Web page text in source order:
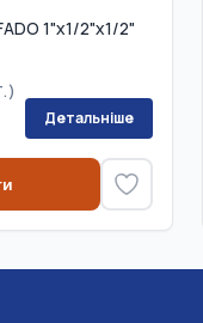
1"x1/2"x1/2"
)
Детальніше